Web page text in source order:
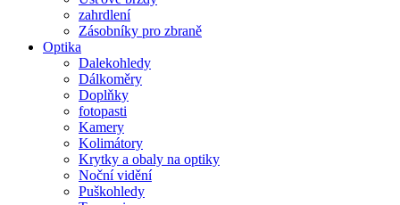
zahrdlení
Zásobníky pro zbraně
Optika
Dalekohledy
Dálkoměry
Doplňky
fotopasti
Kamery
Kolimátory
Krytky a obaly na optiky
Noční vidění
Puškohledy